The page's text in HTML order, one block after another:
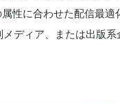
性に合わせた配信最
ディア、または出版